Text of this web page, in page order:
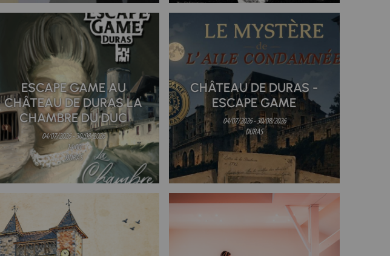
ESCAPE GAME AU
CHÂTEAU DE DURAS LA
CHAMBRE DU DUC
04/07/2026 - 30/08/2026
14:00
DURAS
CHÂTEAU DE DURAS -
ESCAPE GAME
04/07/2026 - 30/08/2026
DURAS